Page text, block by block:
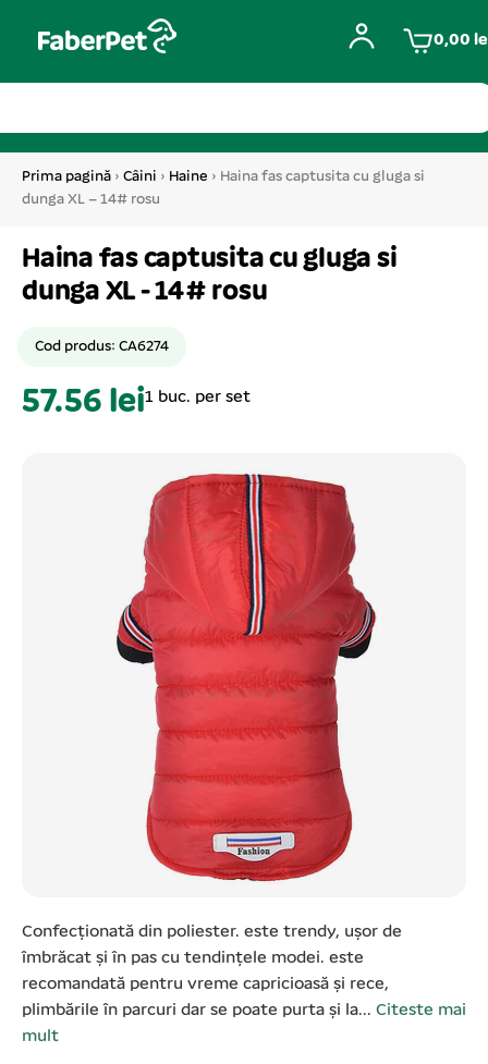
0,00
Prima pagină › Câini › Haine › Haina fas captusita cu gluga si
dunga XL – 14# rosu
Haina fas captusita cu gluga si
dunga XL - 14# rosu
Cod produs: CA6274
57.56 lei1 buc. per set
Confecționată din poliester. este trendy, ușor de
îmbrăcat și în pas cu tendințele modei. este
recomandată pentru vreme capricioasă și rece,
plimbările în parcuri dar se poate purta și la... Citeste mai
mult